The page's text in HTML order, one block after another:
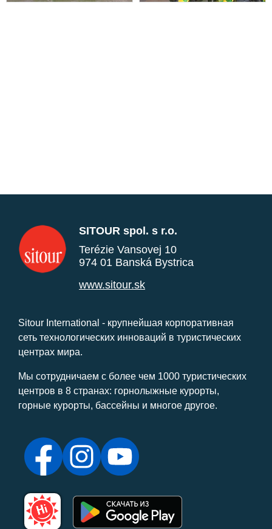
SITOUR spol. s r.o.
Terézie Vansovej 10
974 01 Banská Bystrica
www.sitour.sk
Sitour International - крупнейшая корпоративная
сеть технологических инноваций в туристических
центрах мира.
Мы сотрудничаем с более чем 1000 туристических
центров в 8 странах: горнолыжные курорты,
горные курорты, бассейны и многое другое.